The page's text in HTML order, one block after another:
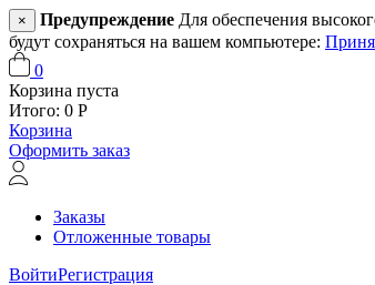
× Предупреждение Для обеспечения
будут сохраняться на вашем компьютере:
0
Корзина пуста
Итого: 0 Р
Корзина
Оформить заказ
Заказы
Отложенные товары
ВойтиРегистрация